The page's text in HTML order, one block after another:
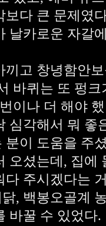
보다 큰 문제였
날카로운 자갈
끼고 창녕함안
바퀴는 또 펑
이나 더 해야
심각해서 뭐 좋
분이 도움을 주
오셨는데, 집에
다 주시겠다는
, 백봉오골계
바꿀 수 있었다.